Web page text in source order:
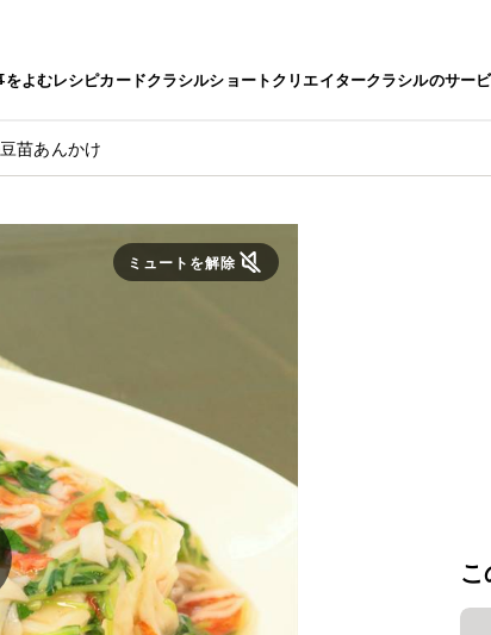
をよむレシピカードクラシルショートクリエイタークラシルのサー
苗あんかけ
ミュートを解除